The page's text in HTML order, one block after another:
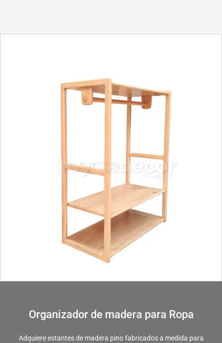
Organizador de madera para Ropa
Adquiere estantes de madera pino fabricados a medida para